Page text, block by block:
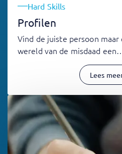
Hard Skills
Profilen
Vind de juiste persoon maar
wereld van de misdaad
Lees